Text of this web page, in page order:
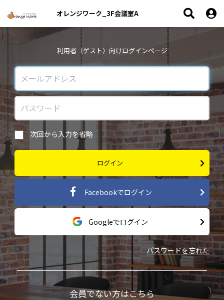
オレンジワーク_3F会議室A
利用者（ゲスト）向けログインページ
次回から入力を省略
ログイン
Facebookでログイン
Googleでログイン
パスワードを忘れた
会員でない方はこちら